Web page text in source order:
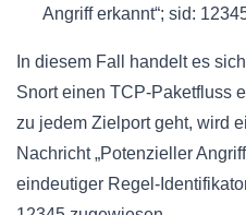
Angriff erkannt“; sid:
In diesem Fall handelt es
Snort einen TCP-Paketfluss
zu jedem Zielport geht, wird
Nachricht „Potenzieller
eindeutiger Regel-